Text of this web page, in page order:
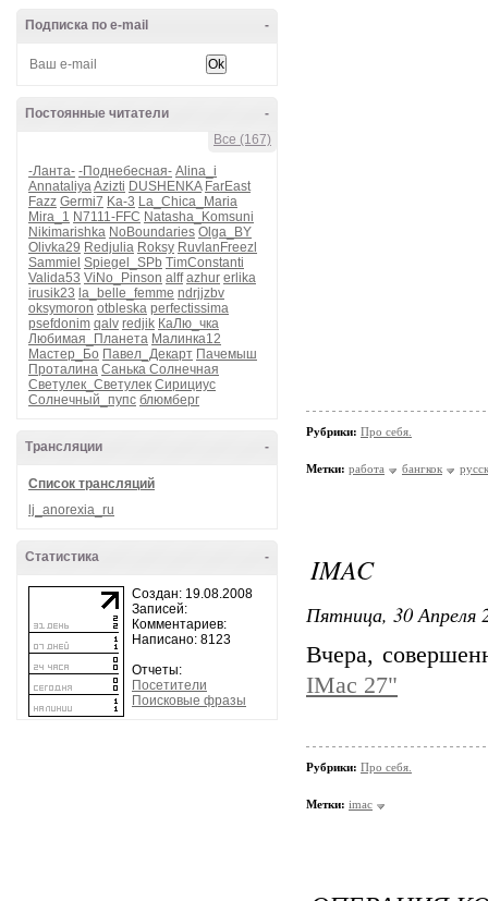
-
Подписка по e-mail
-
Постоянные читатели
Все (167)
-Ланта- -Поднебесная- Alina_i
AnnataliyaAzizti DUSHENKA FarEast
Fazz Germi7 Ka-3 La_Chica_Maria
Mira_1 N7111-FFC Natasha_Komsuni
Nikimarishka NoBoundaries Olga_BY
Olivka29 Redjulia Roksy RuvlanFreezl
Sammiel Spiegel_SPb TimConstanti
Valida53 ViNo_Pinson alff azhur erlika
irusik23 la_belle_femme ndrjjzbv
oksymoron otbleska perfectissima
psefdonim qalv redjik КаЛю_чка
Любимая_Планета Малинка12
Мастер_Бо Павел_Декарт Пачемыш
Проталина Санька Солнечная
Светулек_Светулек Сирициус
Солнечный_пупс блюмберг
-
Трансляции
Список трансляций
lj_anorexia_ru
-
Статистика
Создан: 19.08.2008
Записей:
Комментариев:
Написано: 8123
Отчеты:
Посетители
Поисковые фразы
Рубрики: Про себя.
Метки: работа бангкок
IMAC
Пятница, 30 Апреля
Вчера,
IMac 27"
Рубрики: Про себя.
Метки: imac